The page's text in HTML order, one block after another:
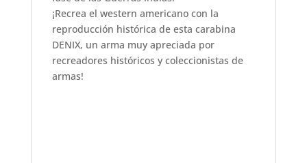
¡Recrea el western americano con la
reproducción histórica de esta carabina
DENIX, un arma muy apreciada por
recreadores históricos y coleccionistas de
armas!